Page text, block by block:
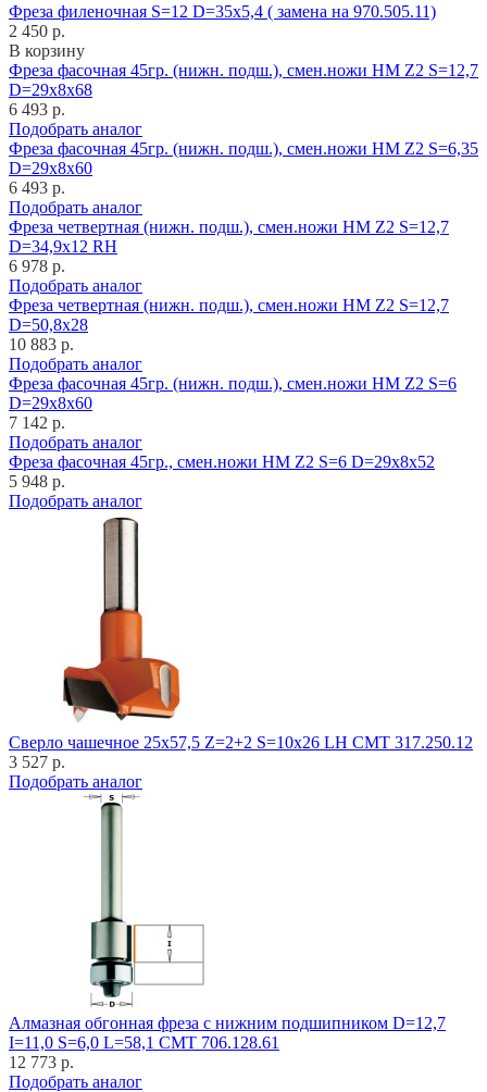
Фреза филеночная S=12 D=35x5,4 ( замена на 970.505.11)
2 450 р.
В корзину
Фреза фасочная 45гр. (нижн. подш.), смен.ножи HM Z2 S=12,7
D=29x8x68
6 493 р.
Подобрать аналог
Фреза фасочная 45гр. (нижн. подш.), смен.ножи HM Z2 S=6,35
D=29x8x60
6 493 р.
Подобрать аналог
Фреза четвертная (нижн. подш.), смен.ножи HM Z2 S=12,7
D=34,9x12 RH
6 978 р.
Подобрать аналог
Фреза четвертная (нижн. подш.), смен.ножи HM Z2 S=12,7
D=50,8x28
10 883 р.
Подобрать аналог
Фреза фасочная 45гр. (нижн. подш.), смен.ножи HM Z2 S=6
D=29x8x60
7 142 р.
Подобрать аналог
Фреза фасочная 45гр., смен.ножи HM Z2 S=6 D=29x8x52
5 948 р.
Подобрать аналог
Cверло чашечное 25x57,5 Z=2+2 S=10x26 LH CMT 317.250.12
3 527 р.
Подобрать аналог
Алмазная обгонная фреза с нижним подшипником D=12,7
I=11,0 S=6,0 L=58,1 CMT 706.128.61
12 773 р.
Подобрать аналог